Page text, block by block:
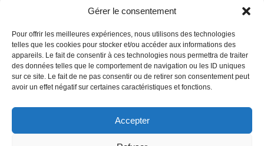
Gérer le consentement
Pour offrir les meilleures expériences, nous utilisons des technologies
telles que les cookies pour stocker et/ou accéder aux informations des
appareils. Le fait de consentir à ces technologies nous permettra de traiter
des données telles que le comportement de navigation ou les ID uniques
sur ce site. Le fait de ne pas consentir ou de retirer son consentement peut
avoir un effet négatif sur certaines caractéristiques et fonctions.
Accepter